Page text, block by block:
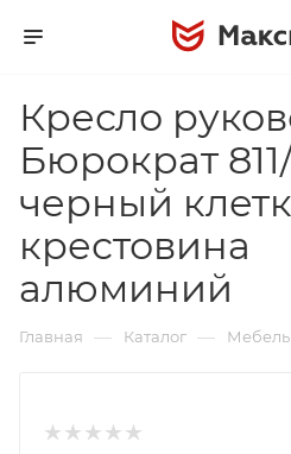
Кресло
Бюрократ
черный
крестовина
алюминий
Главная — Каталог — Мебель